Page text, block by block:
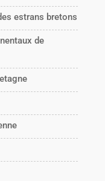
estrans bretons
de